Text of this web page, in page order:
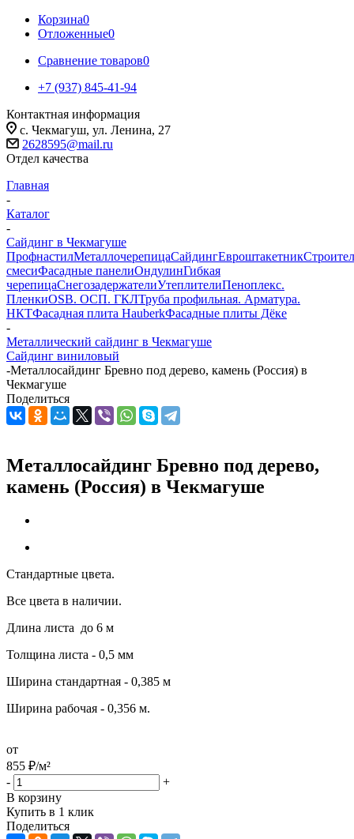
Корзина0
Отложенные0
Сравнение товаров0
+7 (937) 845-41-94
Контактная информация
с. Чекмагуш, ул. Ленина, 27
2628595@mail.ru
Отдел качества
Главная
-
Каталог
-
Сайдинг в Чекмагуше
ПрофнастилМеталлочерепицаСайдингЕвроштакетник
смесиФасадные панелиОндулинГибкая
черепицаСнегозадержателиУтеплителиПеноплекс.
ПленкиOSB. ОСП. ГКЛТруба профильная. Арматура.
НКТФасадная плита HauberkФасадные плиты Дёке
-
Металлический сайдинг в Чекмагуше
Сайдинг виниловый
-Металлосайдинг Бревно под дерево, камень (Россия) в
Чекмагуше
Поделиться
Металлосайдинг Бревно под дерево,
камень (Россия) в Чекмагуше
Стандартные цвета.
Все цвета в наличии.
Длина листа до 6 м
Толщина листа - 0,5 мм
Ширина стандартная - 0,385 м
Ширина рабочая - 0,356 м.
от
855 ₽/м²
-
+
В корзину
Купить в 1 клик
Поделиться